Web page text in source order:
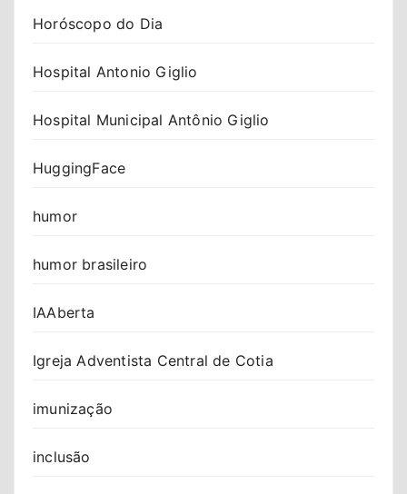
Horóscopo do Dia
Hospital Antonio Giglio
Hospital Municipal Antônio Giglio
HuggingFace
humor
humor brasileiro
IAAberta
Igreja Adventista Central de Cotia
imunização
inclusão